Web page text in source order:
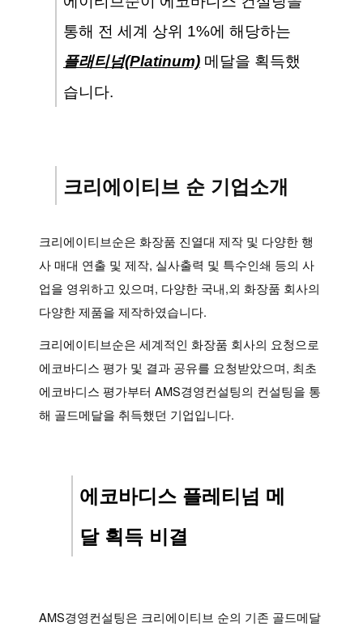
통해 전 세계 상위 1%에 해당하는
플래티넘(Platinum) 메달을 획득했
습니다.
크리에이티브 순 기업소개
크리에이티브순은 화장품 진열대 제작 및 다양한 행
사 매대 연출 및 제작, 실사출력 및 특수인쇄 등의 사
업을 영위하고 있으며, 다양한 국내,외 화장품 회사의
다양한 제품을 제작하였습니다.
크리에이티브순은 세계적인 화장품 회사의 요청으로
에코바디스 평가 및 결과 공유를 요청받았으며, 최초
에코바디스 평가부터 AMS경영컨설팅의 컨설팅을 통
해 골드메달을 취득했던 기업입니다.
에코바디스 플레티넘 메
달 획득 비결
AMS경영컨설팅은 크리에이티브 순의 기존 골드메달